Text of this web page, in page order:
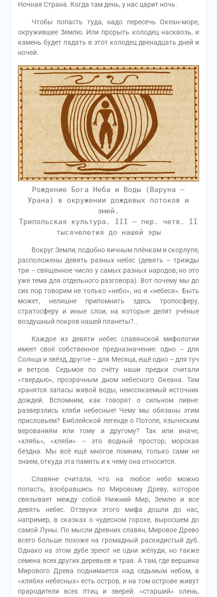
Ночная Страна. Когда там день, у нас царит ночь.
Чтобы попасть туда, надо пересечь Океан-море,
окружившее Землю. Или прорыть колодец насквозь, и
камень будет падать в этот колодец двенадцать дней и
ночей.
Рождение Бога Неба и Воды (Варуна –
Урана) в окружении дождевых потоков и
змей.
Трипольская культура. III – пер. четв. II
тысячелетия до нашей эры
Вокруг Земли, подобно яичным плёнкам и скорлупе,
расположены девять разных небес (девять – трижды
три – священное число у самых разных народов; но это
уже тема для отдельного разговора). Вот почему мы до
сих пор говорим не только «небо», но и «небеса». Быть
может, нелишне припомнить здесь тропосферу,
стратосферу и иные слои, на которые делят учёные
воздушный покров нашей планеты?..
Каждое из девяти небес славянской мифологии
имеет своё собственное предназначение: одно – для
Солнца и звёзд, другое – для Месяца, ещё одно – для туч
и ветров. Седьмое по счёту наши предки считали
«твердью», прозрачным дном небесного Океана. Там
хранятся запасы живой воды, неиссякаемый источник
дождей. Вспомним, как говорят о сильном ливне:
разверзлись хляби небесные! Чему мы обязаны этим
присловьем? Библейской легенде о Потопе, языческим
верованиям или тому и другому? Так или иначе,
«хлябь», «хляби» – это водный простор, морская
бездна. Мы всё ещё многое помним, только сами не
знаем, откуда эта память и к чему она относится.
Славяне считали, что на любое небо можно
попасть, взобравшись по Мировому Древу, которое
связывает между собой Нижний Мир, Землю и все
девять небес. Отзвуки этого мифа дошли до нас,
например, в сказках о чудесном горохе, выросшем до
самой Луны. По мысли древних славян, Мировое Древо
всего больше похоже на громадный раскидистый дуб.
Однако на этом дубе зреют не одни жёлуди, но также
семена всех других деревьев и трав. А там, где вершина
Мирового Древа поднимается над седьмым небом, в
«хлябях небесных» есть остров, и на том острове живут
прародители всех птиц и зверей: «старший» олень,